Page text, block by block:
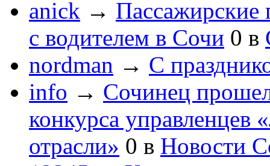
anick → Пассажирские
с водителем в Сочи 0 в
nordman → С
info → Сочинец
конкурса управленцев
отрасли» 0 в Новости